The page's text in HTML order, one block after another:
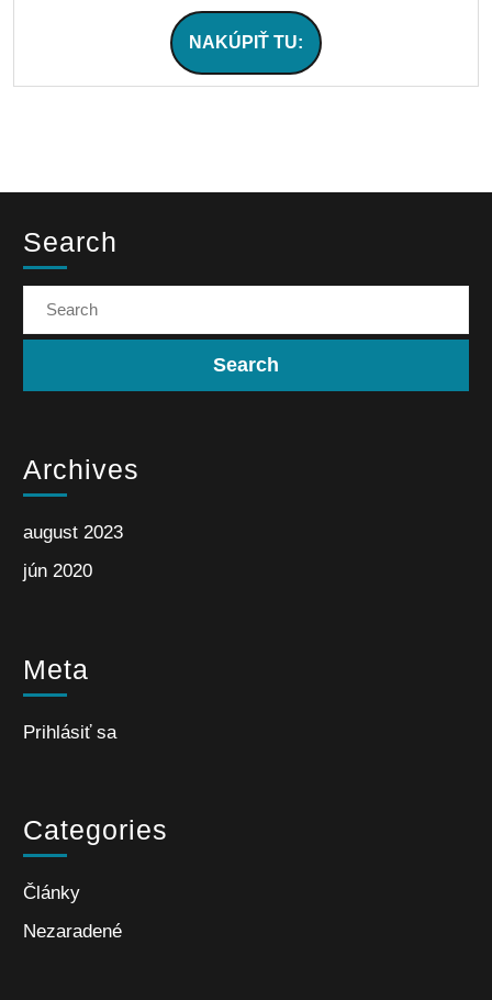
NAKÚPIŤ TU:
Search
Archives
august 2023
jún 2020
Meta
Prihlásiť sa
Categories
Články
Nezaradené